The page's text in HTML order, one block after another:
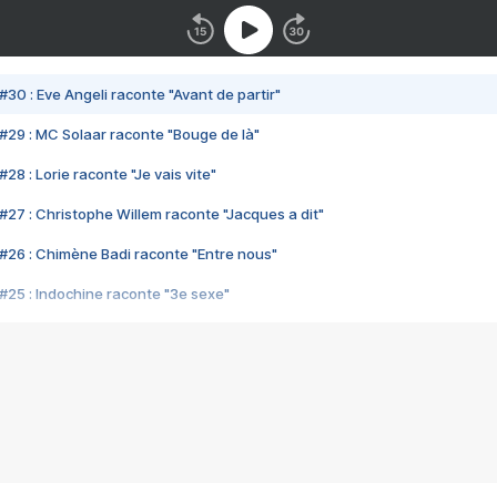
#30 : Eve Angeli raconte "Avant de partir"
#29 : MC Solaar raconte "Bouge de là"
#28 : Lorie raconte "Je vais vite"
#27 : Christophe Willem raconte "Jacques a dit"
#26 : Chimène Badi raconte "Entre nous"
#25 : Indochine raconte "3e sexe"